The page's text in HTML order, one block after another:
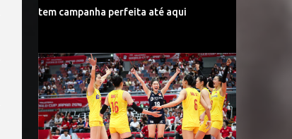
tem campanha perfeita até aqui